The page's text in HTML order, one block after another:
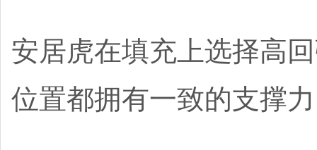
安居虎在填充上选择高
位置都拥有一致的支撑